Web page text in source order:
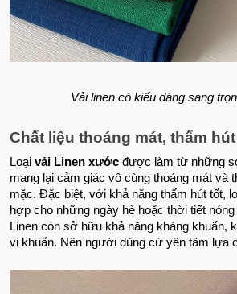
Vải linen có kiểu dáng sang
Chất liệu thoáng mát, thấm
Loại vải Linen xước được làm từ những
mang lại cảm giác vô cùng thoáng mát và
mặc. Đặc biệt, với khả năng thấm hút tốt,
hợp cho những ngày hè hoặc thời tiết
Linen còn sở hữu khả năng kháng khuẩn,
vi khuẩn. Nên người dùng cứ yên tâm lựa